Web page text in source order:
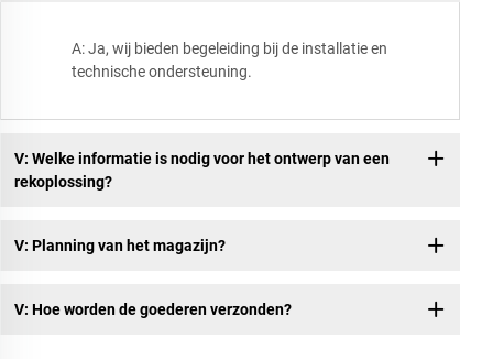
A: Ja, wij bieden begeleiding bij de installatie en
technische ondersteuning.
V: Welke informatie is nodig voor het ontwerp van een
rekoplossing?
V: Planning van het magazijn?
V: Hoe worden de goederen verzonden?